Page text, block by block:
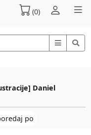
(0)
Daniel
po